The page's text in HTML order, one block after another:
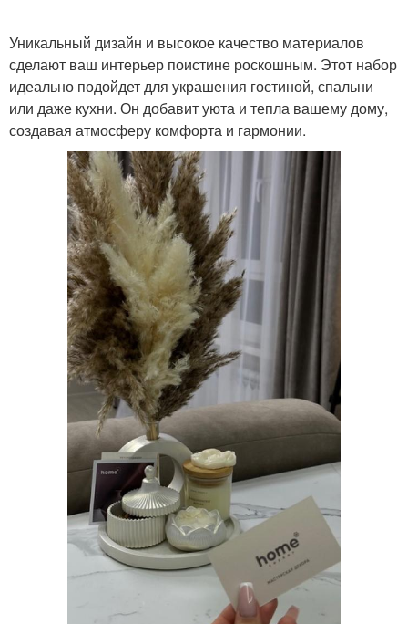
Уникальный дизайн и высокое качество материалов
сделают ваш интерьер поистине роскошным. Этот набор
идеально подойдет для украшения гостиной, спальни
или даже кухни. Он добавит уюта и тепла вашему дому,
создавая атмосферу комфорта и гармонии.